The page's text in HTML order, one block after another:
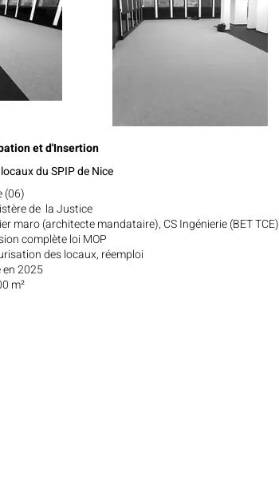
et d'Insertion
du SPIP de Nice
(06)
de la Justice
maro (architecte mandataire), CS Ingénierie (BET TCE)
complète loi MOP
des locaux, réemploi
en 2025
m²